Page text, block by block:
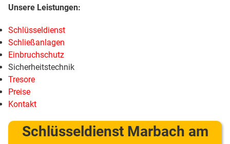
Schlüsseldienst
Schließanlagen
Einbruchschutz
Sicherheitstechnik
Tresore
Preise
Kontakt
Schlüsseldienst Marbach am